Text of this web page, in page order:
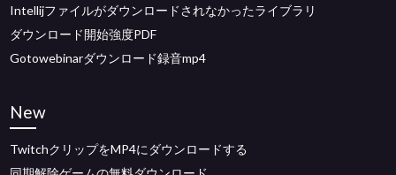
Intellijファイルがダウンロードされなかったライブラリ
ダウンロード開始強度PDF
Gotowebinarダウンロード録音mp4
New
TwitchクリップをMP4にダウンロードする